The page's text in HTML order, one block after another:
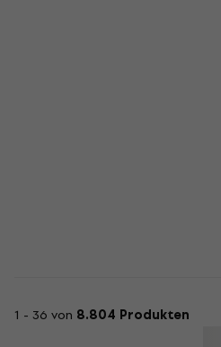
1 - 36 von 8.804 Produkten